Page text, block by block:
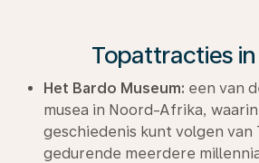
Topattracties in
Het Bardo Museum: een van
musea in Noord-Afrika,
geschiedenis kunt volgen van
gedurende meerdere